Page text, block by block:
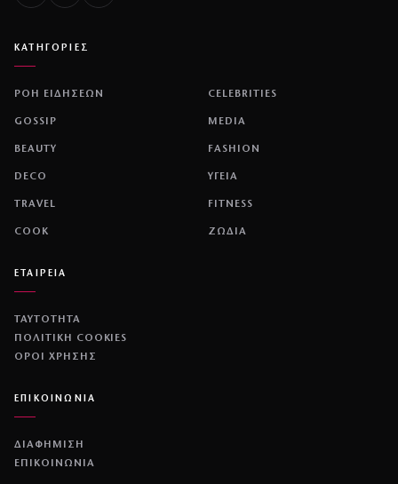
ΚΑΤΗΓΟΡΙΕΣ
ΡΟΗ ΕΙΔΗΣΕΩΝ CELEBRITIES
GOSSIP MEDIA
BEAUTY FASHION
DECO ΥΓΕΙΑ
TRAVEL FITNESS
COOK ΖΩΔΙΑ
ΕΤΑΙΡΕΙΑ
ΤΑΥΤΟΤΗΤΑ
ΠΟΛΙΤΙΚΉ COOKIES
ΌΡΟΙ ΧΡΉΣΗΣ
ΕΠΙΚΟΙΝΩΝΙΑ
ΔΙΑΦΗΜΙΣΗ
ΕΠΙΚΟΙΝΩΝΙΑ